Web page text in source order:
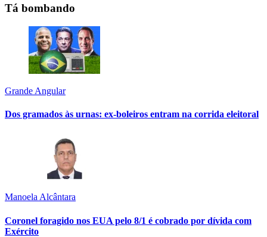
Tá bombando
Grande Angular
Dos gramados às urnas: ex-boleiros entram na corrida eleitoral
Manoela Alcântara
Coronel foragido nos EUA pelo 8/1 é cobrado por dívida com
Exército